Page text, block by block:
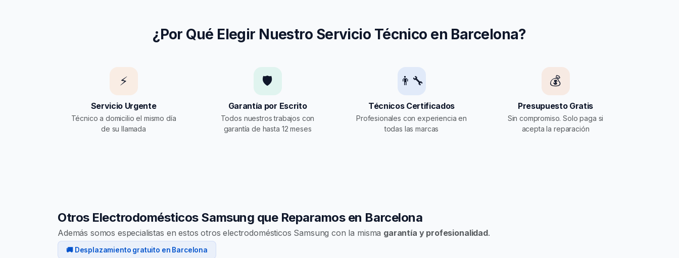
¿Por Qué Elegir Nuestro Servicio Técnico en Barcelona?
⚡
Servicio Urgente
Técnico a domicilio el mismo día
de su llamada
🛡️
Garantía por Escrito
Todos nuestros trabajos con
garantía de hasta 12 meses
👨‍🔧
Técnicos Certificados
Profesionales con experiencia en
todas las marcas
💰
Presupuesto Gratis
Sin compromiso. Solo paga si
acepta la reparación
Otros Electrodomésticos Samsung que Reparamos en Barcelona
Además somos especialistas en estos otros electrodomésticos Samsung con la misma garantía y profesionalidad.
🚚 Desplazamiento gratuito en Barcelona